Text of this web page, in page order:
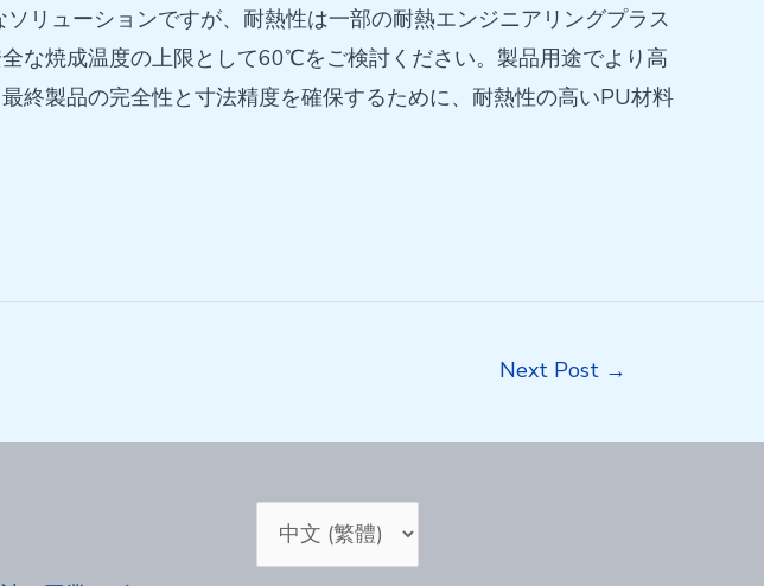
リューションですが、耐熱性は一部の耐熱エンジニアリングプラス
な焼成温度の上限として60℃をご検討ください。製品用途でより高
終製品の完全性と寸法精度を確保するために、耐熱性の高いPU材料
Next Post →
Choose